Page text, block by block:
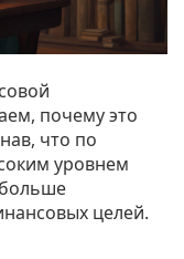
почему это
что по
уровнем
целей.